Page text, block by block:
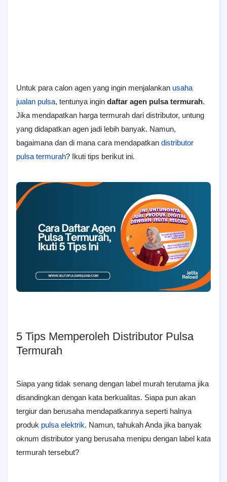
Untuk para calon agen yang ingin menjalankan usaha
jualan pulsa, tentunya ingin daftar agen pulsa termurah.
Jika mendapatkan harga termurah dari distributor, untung
yang didapatkan agen jadi lebih banyak. Namun,
bagaimana dan di mana cara mendapatkan distributor
pulsa termurah? Ikuti tips berikut ini.
5 Tips Memperoleh Distributor Pulsa
Termurah
Siapa yang tidak senang dengan label murah terutama jika
disandingkan dengan kata berkualitas. Siapa pun akan
tergiur dan berusaha mendapatkannya seperti halnya
produk pulsa elektrik. Namun, tahukah Anda jika banyak
oknum distributor yang berusaha menipu dengan label kata
termurah tersebut?